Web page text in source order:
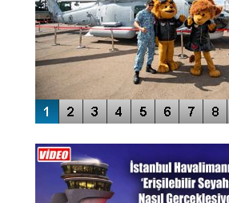
ENGELLERİN AŞILDIĞI HAVALİMANI